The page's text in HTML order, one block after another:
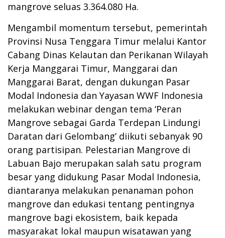
mangrove seluas 3.364.080 Ha.
Mengambil momentum tersebut, pemerintah
Provinsi Nusa Tenggara Timur melalui Kantor
Cabang Dinas Kelautan dan Perikanan Wilayah
Kerja Manggarai Timur, Manggarai dan
Manggarai Barat, dengan dukungan Pasar
Modal Indonesia dan Yayasan WWF Indonesia
melakukan webinar dengan tema ‘Peran
Mangrove sebagai Garda Terdepan Lindungi
Daratan dari Gelombang’ diikuti sebanyak 90
orang partisipan. Pelestarian Mangrove di
Labuan Bajo merupakan salah satu program
besar yang didukung Pasar Modal Indonesia,
diantaranya melakukan penanaman pohon
mangrove dan edukasi tentang pentingnya
mangrove bagi ekosistem, baik kepada
masyarakat lokal maupun wisatawan yang